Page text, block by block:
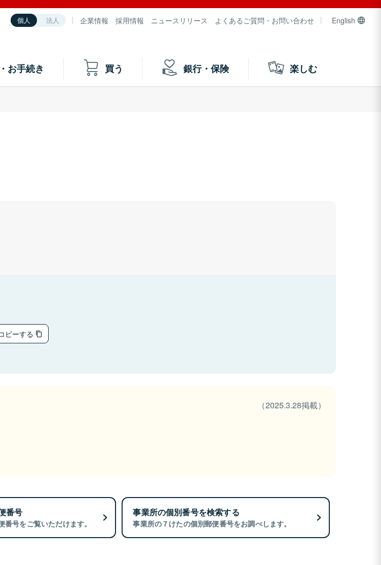
個人 法人 企業情報 採用情報 ニュースリリース よくあるご質問・お問い合わせ English
お手続き 買う 銀行・保険 楽しむ
ピーする
（2025.3.28掲載）
番号
号をご覧いただけます。
事業所の個別番号を検索する
事業所の７けたの個別郵便番号をお調べします。